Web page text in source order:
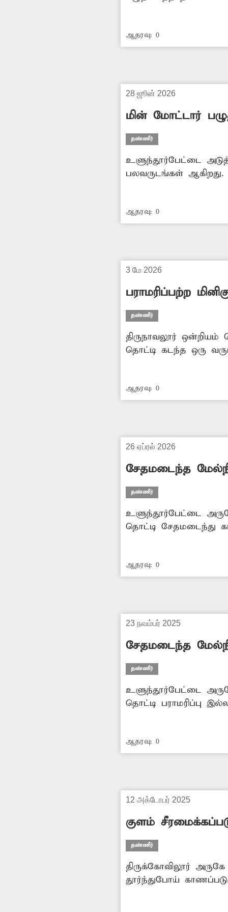
வெயிலால் அப்பகுதி
வெகுதொலைவு செல்ல
எடுக்க வேண்டும் என
ஆதரவு: 0
28 ஜூன் 2026
மின் மோட்டார்
தண்ணீர்
உளுந்தூர்பேட்டை
பலவருடங்கள் ஆகிறது.
இதனால் அப்பகுதியில்
பணம் கொடுத்து
தவிர்க்க அதிகாரிகள்
ஆதரவு: 0
3 மே 2026
பராமரிப்பற்ற
தண்ணீர்
திருநாவலூர் ஒன்றியம்
தொட்டி கடந்த ஒரு
இருப்பதால் அப்பகுதி
அடைந்து
அப்பகுதி மக்கள்
ஆதரவு: 0
26 ஏப்ரல் 2026
சேதமடைந்த
தண்ணீர்
உளுந்தூர்பேட்டை
தொட்டி சேதமடைந்து
வருகின்றன. எனவே
புதிதாக கட்ட
ஆதரவு: 0
23 நவம்பர் 2025
சேதமடைந்த
தண்ணீர்
உளுந்தூர்பேட்டை
தொட்டி பராமரிப்பு
வருகின்றன. எனவே
புதிதாக கட்ட
ஆதரவு: 0
12 அக்டோபர் 2025
குளம்
தண்ணீர்
திருக்கோவிலூர்
தூர்ந்துபோய்
சேமித்து வைக்க
பாதிக்கப்படும்